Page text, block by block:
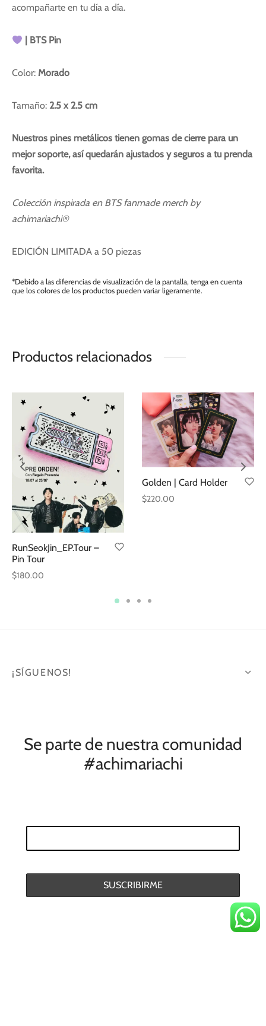
acompañarte en tu día a día.
| BTS Pin
Color: Morado
Tamaño: 2.5 x 2.5 cm
Nuestros pines metálicos tienen gomas de cierre para un
mejor soporte, así quedarán ajustados y seguros a tu prenda
favorita.
Colección inspirada en BTS fanmade merch by
achimariachi®
EDICIÓN LIMITADA a 50 piezas
*Debido a las diferencias de visualización de la pantalla, tenga en cuenta
que los colores de los productos pueden variar ligeramente.
Productos relacionados
RunSeokJin_EP.Tour –
Pin Tour
$180.00
Golden | Card Holder
$220.00
¡SÍGUENOS!
Se parte de nuestra comunidad
#achimariachi